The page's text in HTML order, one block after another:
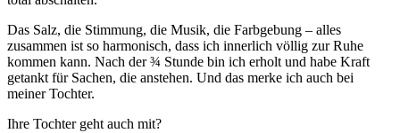
Das Salz, die Stimmung, die Musik, die Farbgebung – alles
zusammen ist so harmonisch, dass ich innerlich völlig zur Ruhe
kommen kann. Nach der ¾ Stunde bin ich erholt und habe Kraft
getankt für Sachen, die anstehen. Und das merke ich auch bei
meiner Tochter.
Ihre Tochter geht auch mit?